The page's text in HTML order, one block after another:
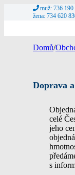
muž: 736 190
žena: 734 620
Domů/
Doprava
celé
jeho
s